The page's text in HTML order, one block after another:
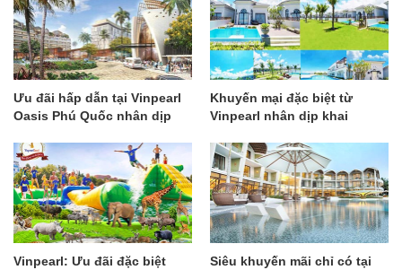
Ưu đãi hấp dẫn tại Vinpearl
Oasis Phú Quốc nhân dịp
Khuyến mại đặc biệt từ
Vinpearl nhân dịp khai
Vinpearl: Ưu đãi đặc biệt
Siêu khuyến mãi chỉ có tại